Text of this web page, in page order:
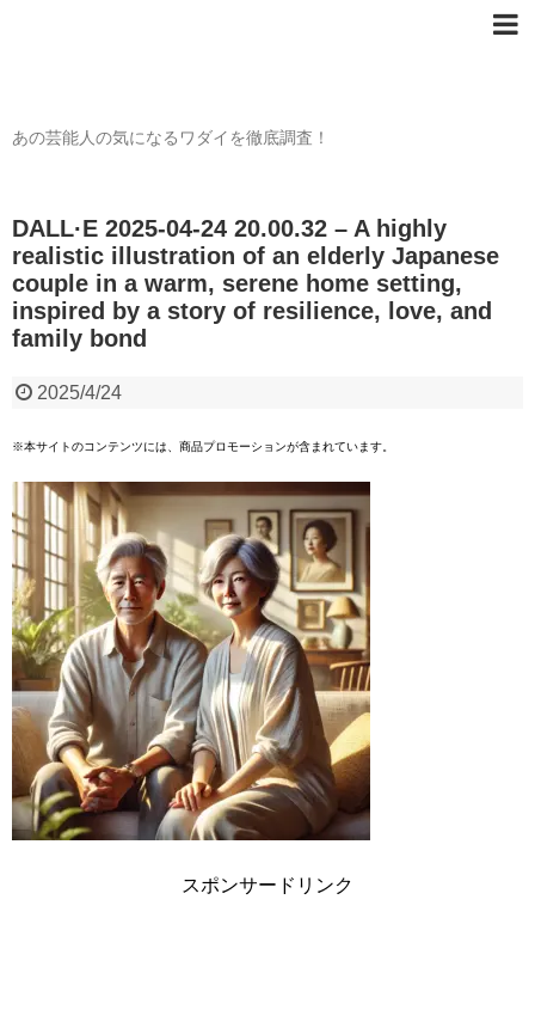
あの芸能人の気になるワダイを徹底調査！
DALL·E 2025-04-24 20.00.32 – A highly
realistic illustration of an elderly Japanese
couple in a warm, serene home setting,
inspired by a story of resilience, love, and
family bond
2025/4/24
※本サイトのコンテンツには、商品プロモーションが含まれています。
スポンサードリンク